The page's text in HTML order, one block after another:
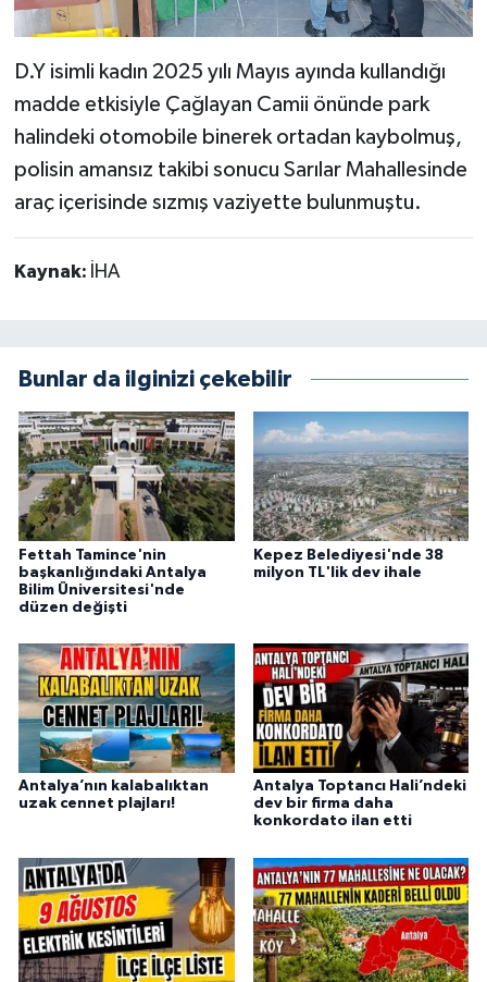
D.Y isimli kadın 2025 yılı Mayıs ayında kullandığı
madde etkisiyle Çağlayan Camii önünde park
halindeki otomobile binerek ortadan kaybolmuş,
polisin amansız takibi sonucu Sarılar Mahallesinde
araç içerisinde sızmış vaziyette bulunmuştu.
Kaynak: İHA
Bunlar da ilginizi çekebilir
Fettah Tamince'nin
başkanlığındaki Antalya
Bilim Üniversitesi'nde
düzen değişti
Kepez Belediyesi'nde 38
milyon TL'lik dev ihale
Antalya’nın kalabalıktan
uzak cennet plajları!
Antalya Toptancı Hali’ndeki
dev bir firma daha
konkordato ilan etti